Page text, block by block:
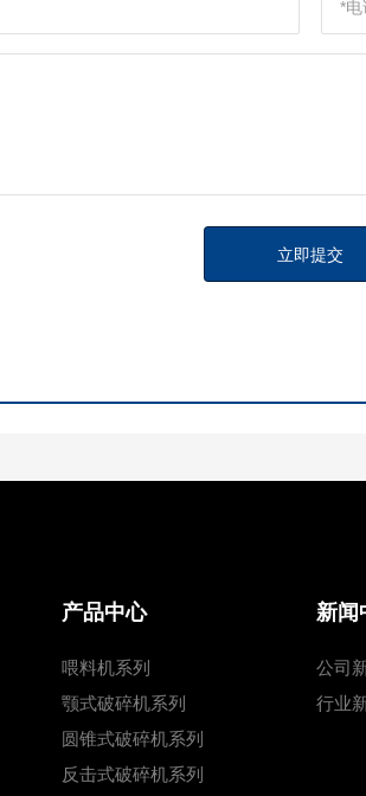
立即提交
产品中心
喂料机系列
颚式破碎机系列
圆锥式破碎机系列
反击式破碎机系列
新闻
公司
行业